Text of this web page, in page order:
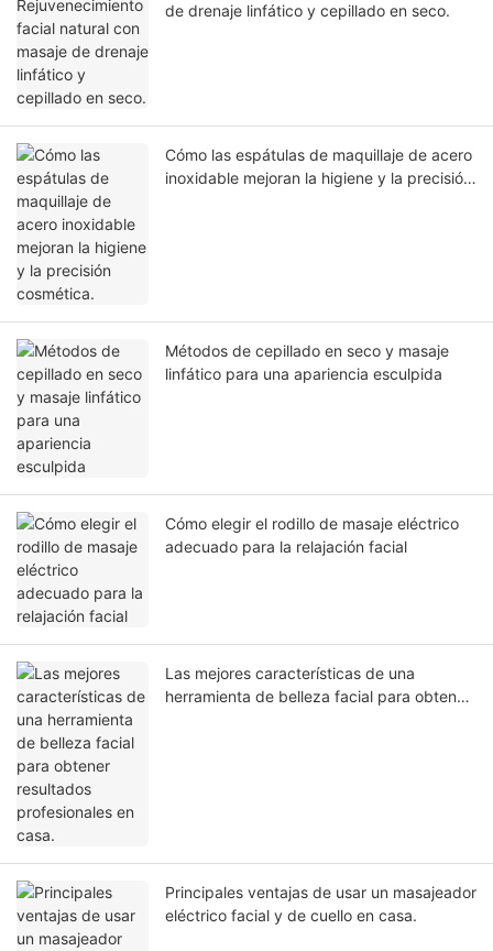
de drenaje linfático y cepillado en seco.
Cómo las espátulas de maquillaje de acero
inoxidable mejoran la higiene y la precisión
Métodos de cepillado en seco y masaje
linfático para una apariencia esculpida
Cómo elegir el rodillo de masaje eléctrico
adecuado para la relajación facial
Las mejores características de una
herramienta de belleza facial para obtener
Principales ventajas de usar un masajeador
eléctrico facial y de cuello en casa.